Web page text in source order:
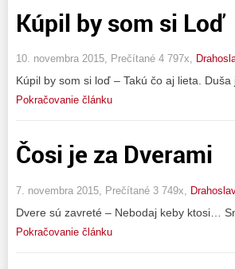
Kúpil by som si Loď
10. novembra 2015, Prečítané 4 797x,
Kúpil by som si loď – Takú čo aj lieta.
Pokračovanie článku
Čosi je za Dverami
7. novembra 2015, Prečítané 3 749x,
Dvere sú zavreté – Nebodaj keby ktosi…
Pokračovanie článku